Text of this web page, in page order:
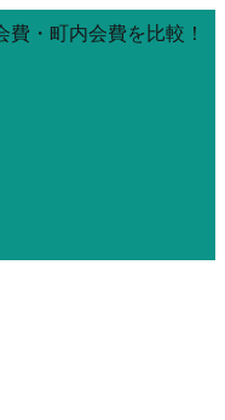
費・町内会費を比較！